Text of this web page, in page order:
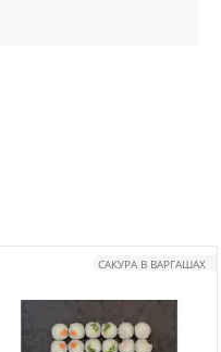
САКУРА В ВАРГАШАХ